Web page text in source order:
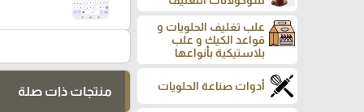
علب تغليف الحلويات و
قواعد الكيك و علب
بلاستيكية بأنواعها
أدوات صناعة الحلويات منتجات ذات صلة